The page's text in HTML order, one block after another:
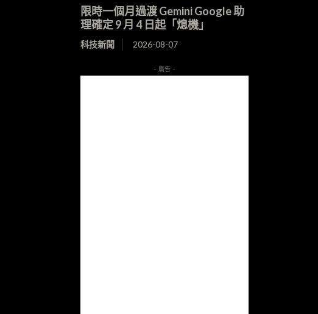
限時一個月過渡 Gemini Google 助
理確定 9 月 4 日起「熄機」
科技新聞 2026-08-07
- 廣告 -